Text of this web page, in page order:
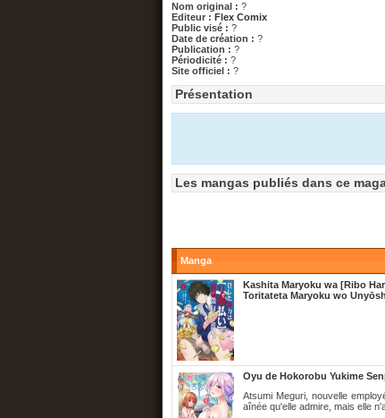
Nom original : ?
Editeur : Flex Comix
Public visé : ?
Date de création : ?
Publication : ?
Périodicité : ?
Site officiel : ?
Présentation
Les mangas publiés dans ce
Manga
Kashita Maryoku wa [Ribo
Toritateta Maryoku wo
Oyu de Hokorobu Yukime
Atsumi Meguri, nouvelle
aînée qu'elle admire, mais elle